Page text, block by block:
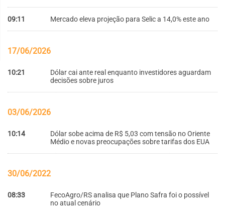
09:11 Mercado eleva projeção para Selic a 14,0% este ano
17/06/2026
10:21
Dólar cai ante real enquanto investidores aguardam
decisões sobre juros
03/06/2026
10:14
Dólar sobe acima de R$ 5,03 com tensão no Oriente
Médio e novas preocupações sobre tarifas dos EUA
30/06/2022
08:33
FecoAgro/RS analisa que Plano Safra foi o possível
no atual cenário